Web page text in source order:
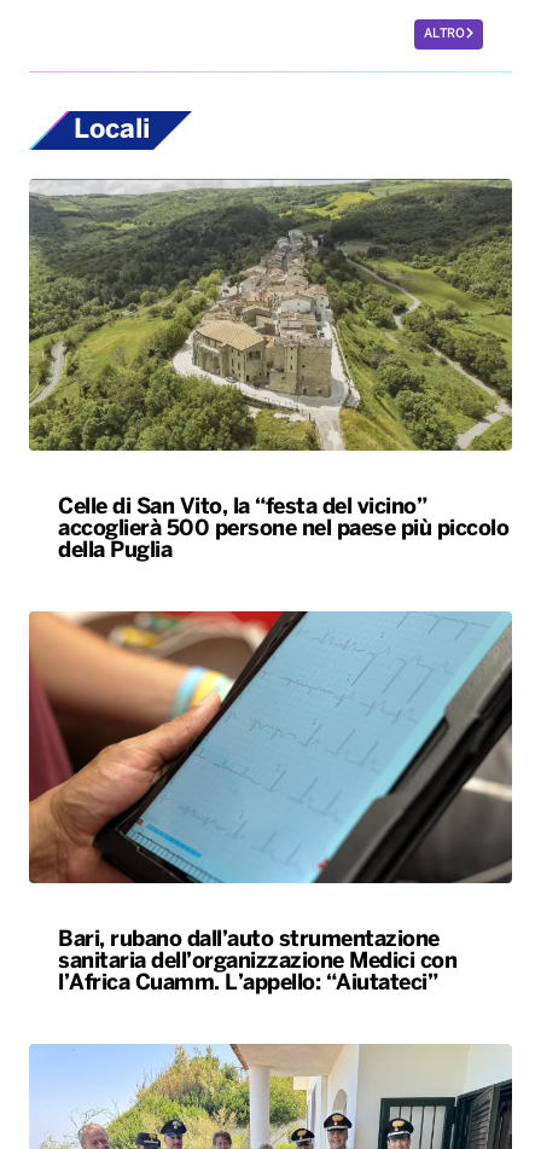
ALTRO
Locali
Celle di San Vito, la “festa del vicino”
accoglierà 500 persone nel paese più piccolo
della Puglia
Bari, rubano dall’auto strumentazione
sanitaria dell’organizzazione Medici con
l’Africa Cuamm. L’appello: “Aiutateci”